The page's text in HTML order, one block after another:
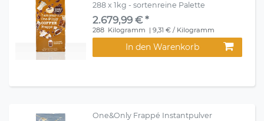
288 x 1kg - sortenreine Palette
2.679,99 € *
288 Kilogramm | 9,31 € / Kilogramm
In den Warenkorb
One&Only Frappé Instantpulver